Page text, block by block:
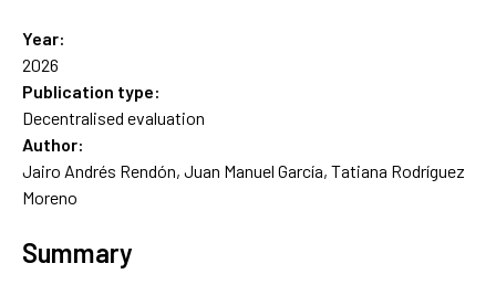
Year:
2026
Publication type:
Decentralised evaluation
Author:
Jairo Andrés Rendón, Juan Manuel García, Tatiana Rodríguez
Moreno
Summary